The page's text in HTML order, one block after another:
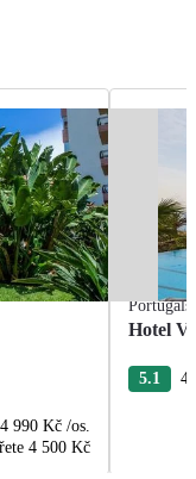
990 Kč /os.
4 500 Kč
Hotel
5.1